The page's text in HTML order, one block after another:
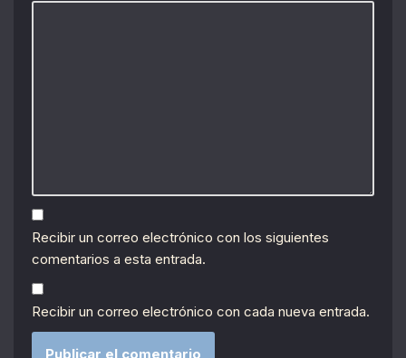
Recibir un correo electrónico con los siguientes
comentarios a esta entrada.
Recibir un correo electrónico con cada nueva entrada.